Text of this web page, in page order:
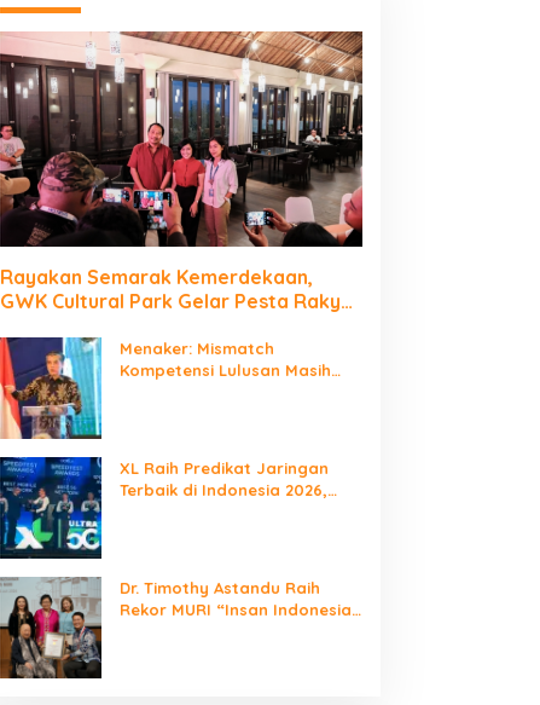
Rayakan Semarak Kemerdekaan,
GWK Cultural Park Gelar Pesta Rakyat
Menaker: Mismatch
Kompetensi Lulusan Masih
XL Raih Predikat Jaringan
Terbaik di Indonesia 2026,
Dr. Timothy Astandu Raih
Rekor MURI “Insan Indonesia